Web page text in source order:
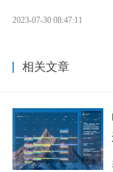
2023-07-30 08:47:11
相关文章